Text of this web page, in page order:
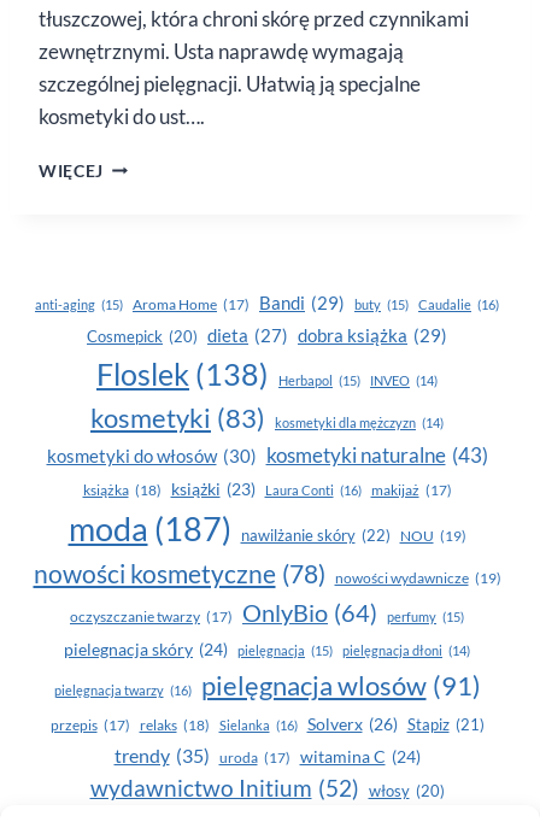
tłuszczowej, która chroni skórę przed czynnikami
zewnętrznymi. Usta naprawdę wymagają
szczególnej pielęgnacji. Ułatwią ją specjalne
kosmetyki do ust….
WIĘCEJ KOSMETYKI
anti-aging (15) Aroma Home (17) Bandi (29) buty (15) Caudalie (16)
Cosmepick (20) dieta (27) dobra książka (29)
Floslek (138) Herbapol (15) INVEO (14)
kosmetyki (83) kosmetyki dla mężczyzn (14)
kosmetyki do włosów (30) kosmetyki naturalne (43)
książka (18) książki (23) Laura Conti (16) makijaż (17)
moda (187) nawilżanie skóry (22) NOU (19)
nowości kosmetyczne (78) nowości wydawnicze (19)
oczyszczanie twarzy (17) OnlyBio (64) perfumy (15)
pielegnacja skóry (24) pielęgnacja (15) pielęgnacja dłoni (14)
pielęgnacja twarzy (16) pielęgnacja wlosów (91)
przepis (17) relaks (18) Sielanka (16) Solverx (26) Stapiz (21)
trendy (35) uroda (17) witamina C (24)
wydawnictwo Initium (52) włosy (20)